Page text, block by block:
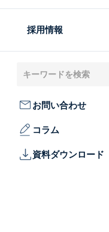
採用情報
お問い合わせ
コラム
資料ダウンロード